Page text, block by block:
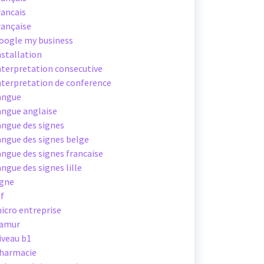
my business
consecutive
de conference
anglaise
des signes
des signes belge
des signes francaise
des signes lille
entreprise
b1